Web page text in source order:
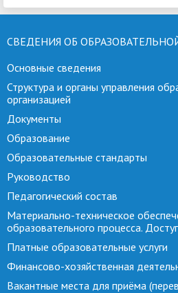
СВЕДЕНИЯ ОБ
Основные сведения
Структура и органы управления
организацией
Документы
Образование
Образовательные стандарты
Руководство
Педагогический состав
Материально-техническое
образовательного процесса.
Платные образовательные услуги
Финансово-хозяйственная
Вакантные места для приёма